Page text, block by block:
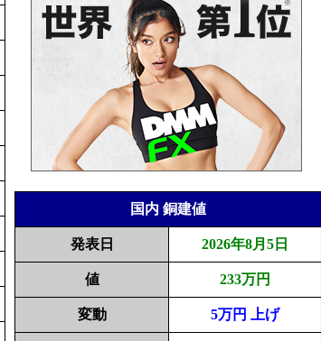
国内 銅建値
発表日 2026年8月5日
値 233万円
変動 5万円 上げ